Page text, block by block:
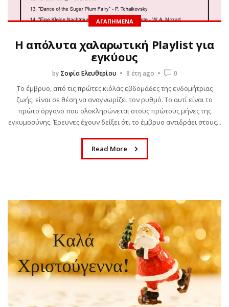
ΑΓΑΠΗΜΈΝΑ
Η απόλυτα χαλαρωτική Playlist για
εγκύους
by Σοφία Ελευθερίου 8 έτη ago 0
Το έμβρυο, από τις πρώτες κιόλας εβδομάδες της ενδομήτριας
ζωής, είναι σε θέση να αναγνωρίζει τον ρυθμό. Το αυτί είναι το
πρώτο όργανο που ολοκληρώνεται στους πρώτους μήνες της
εγκυμοσύνης. Έρευνες έχουν δείξει ότι το έμβρυο αντιδράει στους...
Read More